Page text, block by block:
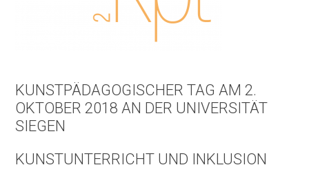
KUNSTPÄDAGOGISCHER TAG AM 2.
OKTOBER 2018 AN DER UNIVERSITÄT
SIEGEN
KUNSTUNTERRICHT UND INKLUSION